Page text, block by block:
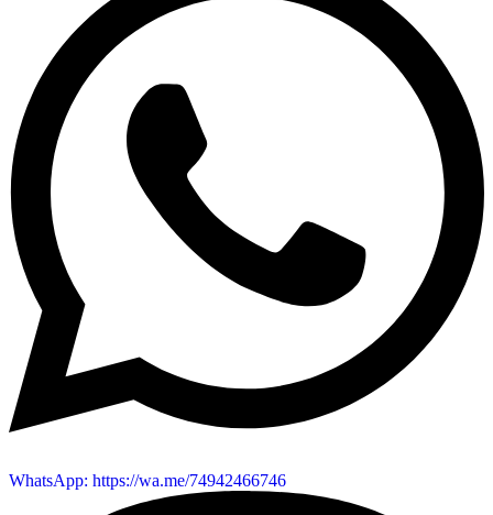
WhatsApp: https://wa.me/74942466746